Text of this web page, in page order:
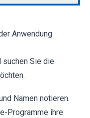
Anwendung
suchen Sie die
Namen notieren.
Programme ihre